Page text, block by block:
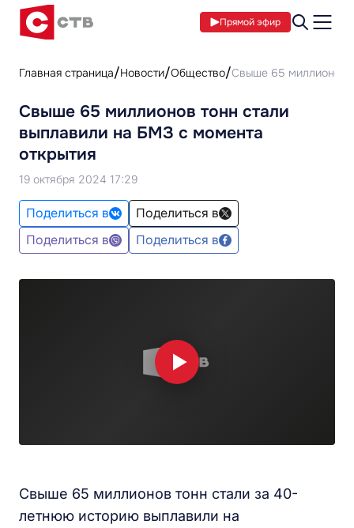
Прямой эфир
Главная страница Новости Общество Свыше 65 миллионов
Свыше 65 миллионов тонн стали
выплавили на БМЗ с момента
открытия
19 октября 2024 17:29
Поделиться в
Поделиться в
Поделиться в
Поделиться в
Свыше 65 миллионов тонн стали за 40-
летнюю историю выплавили на